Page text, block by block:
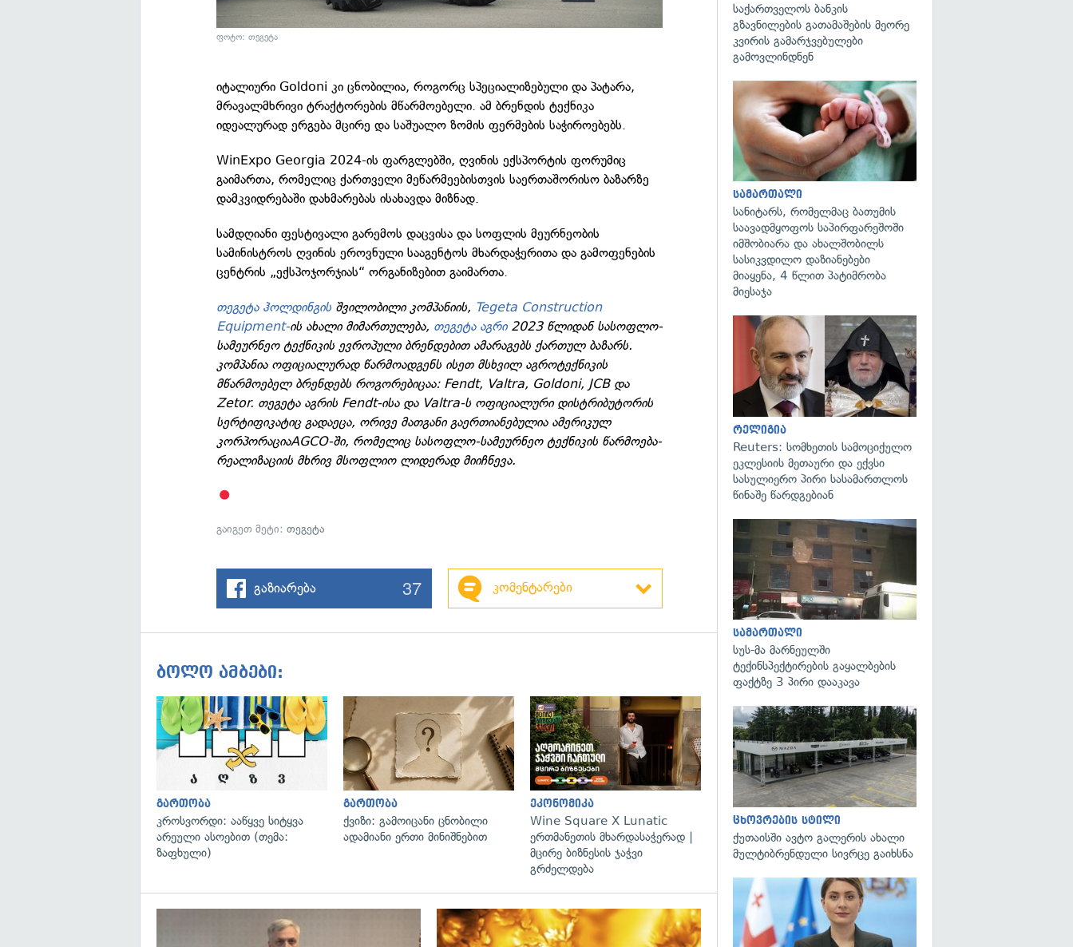
ფოტო: თეგეტა
იტალიური Goldoni კი ცნობილია, როგორც სპეციალიზებული და პატარა,
მრავალმხრივი ტრაქტორების მწარმოებელი. ამ ბრენდის ტექნიკა
იდეალურად ერგება მცირე და საშუალო ზომის ფერმების საჭიროებებს.
WinExpo Georgia 2024-ის ფარგლებში, ღვინის ექსპორტის ფორუმიც
გაიმართა, რომელიც ქართველი მეწარმეებისთვის საერთაშორისო ბაზარზე
დამკვიდრებაში დახმარებას ისახავდა მიზნად.
სამდღიანი ფესტივალი გარემოს დაცვისა და სოფლის მეურნეობის
სამინისტროს ღვინის ეროვნული სააგენტოს მხარდაჭერითა და გამოფენების
ცენტრის „ექსპოჯორჯიას“ ორგანიზებით გაიმართა.
თეგეტა ჰოლდინგის შვილობილი კომპანიის, Tegeta Construction
Equipment-ის ახალი მიმართულება, თეგეტა აგრი2023 წლიდან სასოფლო-
სამეურნეო ტექნიკის ევროპული ბრენდებით ამარაგებს ქართულ ბაზარს.
კომპანია ოფიციალურად წარმოადგენს ისეთ მსხვილ აგროტექნიკის
მწარმოებელ ბრენდებს როგორებიცაა: Fendt, Valtra, Goldoni, JCB და
Zetor. თეგეტა აგრის Fendt-ისა და Valtra-ს ოფიციალური დისტრიბუტორის
სერტიფიკატიც გადაეცა, ორივე მათგანი გაერთიანებულია ამერიკულ
კორპორაციაAGCO-ში, რომელიც სასოფლო-სამეურნეო ტექნიკის წარმოება-
რეალიზაციის მხრივ მსოფლიო ლიდერად მიიჩნევა.
გაიგეთ მეტი:თეგეტა
გაზიარება 37 კომენტარები
ბოლო ამბები:
გადახედვა
გართობა
კროსვორდი: ააწყვე სიტყვა
არეული ასოებით (თემა:
ზაფხული)
გართობა
ქვიზი: გამოიცანი ცნობილი
ადამიანი ერთი მინიშნებით
ეკონომიკა
Wine Square X Lunatic
ერთმანეთის მხარდასაჭერად |
მცირე ბიზნესის ჯაჭვი
გრძელდება
გადახედვა გადახედვა
საქართველოს ბანკის
გზავნილების გათამაშების მეორე
კვირის გამარჯვებულები
გამოვლინდნენ
სამართალი
სანიტარს, რომელმაც ბათუმის
საავადმყოფოს საპირფარეშოში
იმშობიარა და ახალშობილს
სასიკვდილო დაზიანებები
მიაყენა, 4 წლით პატიმრობა
მიესაჯა
რელიგია
Reuters: სომხეთის სამოციქულო
ეკლესიის მეთაური და ექვსი
სასულიერო პირი სასამართლოს
წინაშე წარდგებიან
სამართალი
სუს-მა მარნეულში
ტექინსპექტირების გაყალბების
ფაქტზე 3 პირი დააკავა
ცხოვრების სტილი
ქუთაისში ავტო გალერის ახალი
მულტიბრენდული სივრცე გაიხსნა